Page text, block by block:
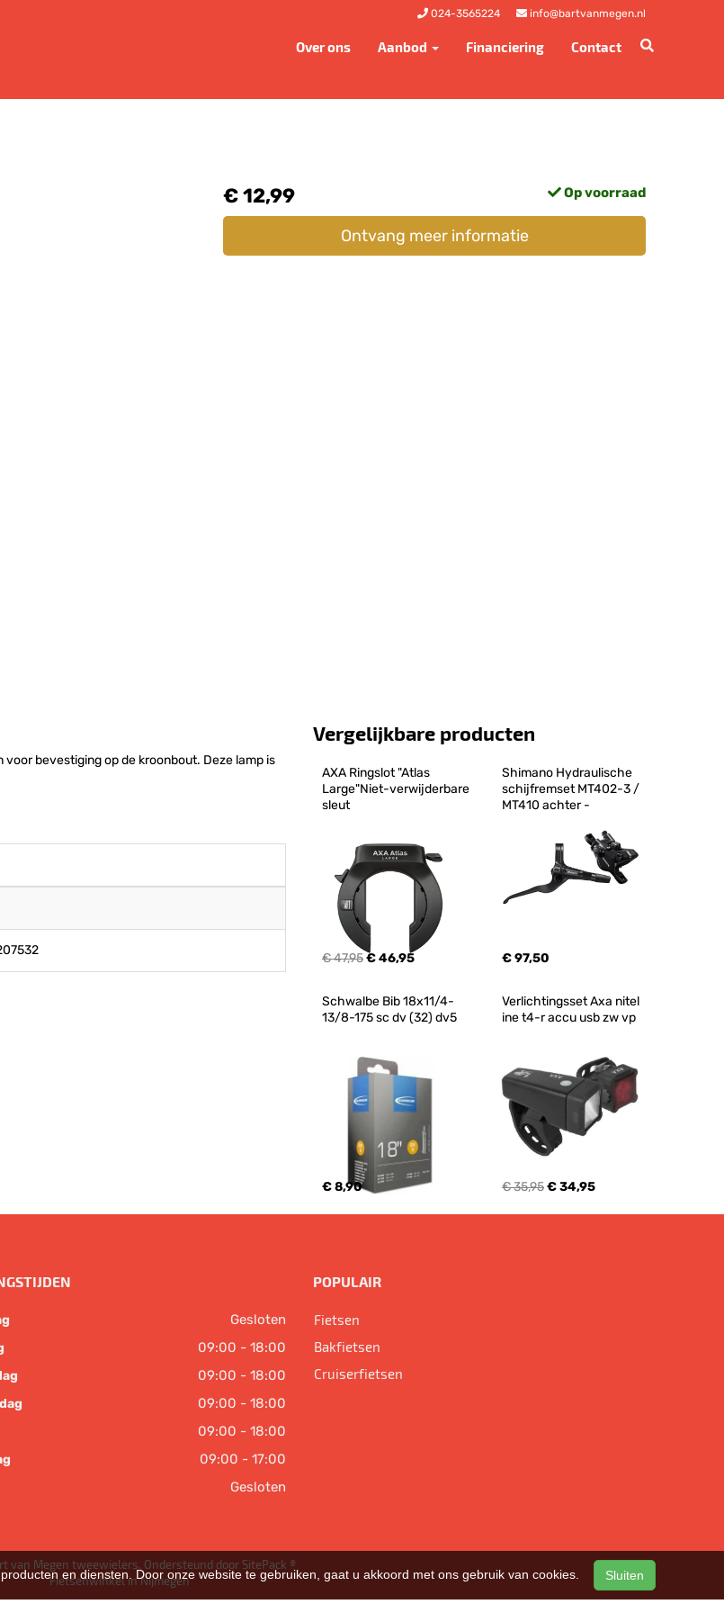
024-3565224 info@bartvanmegen.nl
Over ons Aanbod Financiering Contact
€ 12,99 Op voorraad
Ontvang meer informatie
bevestiging op de kroonbout. Deze lamp is
Vergelijkbare producten
AXA Ringslot "Atlas
Large"Niet-verwijderbare
sleut
€ 47,95€ 46,95
Shimano Hydraulische
schijfremset MT402-3 /
MT410 achter -
€ 97,50
Schwalbe Bib 18x11/4-
13/8-175 sc dv (32) dv5
€ 8,90
Verlichtingsset Axa nitel
ine t4-r accu usb zw vp
€ 35,95€ 34,95
Gesloten
09:00 - 18:00
09:00 - 18:00
09:00 - 18:00
09:00 - 18:00
09:00 - 17:00
Gesloten
POPULAIR
Fietsen
Bakfietsen
Cruiserfietsen
van Megen tweewielers. Ondersteund door SitePack ®
Fietsenwinkel in Nijmegen
en diensten. Door onze website te gebruiken, gaat u akkoord met ons gebruik van cookies. Sluiten